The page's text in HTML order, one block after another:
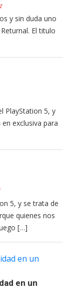
y sin duda uno
El titulo
PlayStation 5, y
exclusiva para
5, y se trata de
quienes nos
[…]
en un